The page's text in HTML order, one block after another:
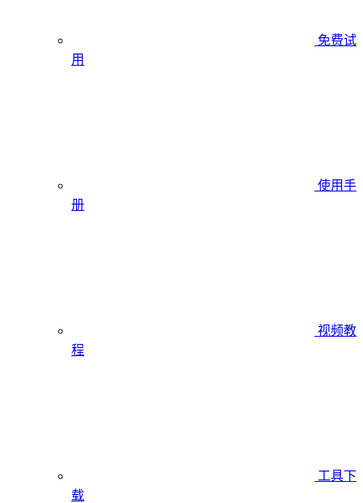
免费试
用
使用手
册
视频教
程
工具下
载